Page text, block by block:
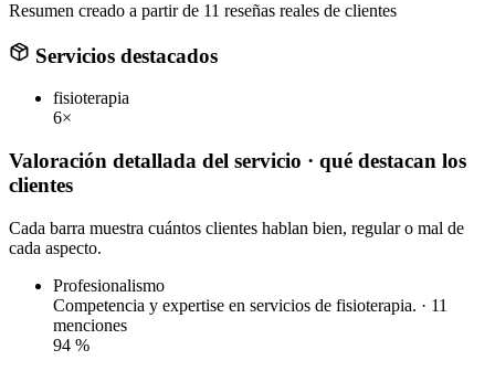
Resumen creado a partir de 11 reseñas reales de clientes
Servicios destacados
fisioterapia
6×
Valoración detallada del servicio · qué destacan los
clientes
Cada barra muestra cuántos clientes hablan bien, regular o mal de
cada aspecto.
Profesionalismo
Competencia y expertise en servicios de fisioterapia. · 11
menciones
94 %